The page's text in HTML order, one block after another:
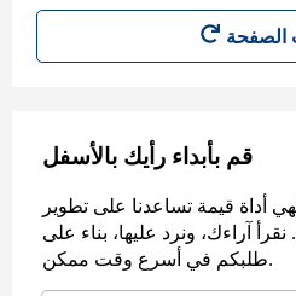
قم بأبداء رأيك بالأسفل
أداة قيمة تساعدنا على تطوير
آراءك، ونرد عليها، بناء على
طلبكم في أسرع وقت ممكن.